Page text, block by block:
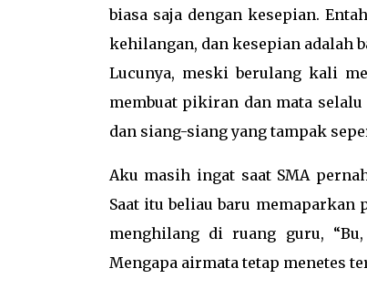
biasa saja dengan kesepian.
kehilangan, dan kesepian adalah
Lucunya, meski berulang kali
membuat pikiran dan mata
dan siang-siang yang tampak
Aku masih ingat saat SMA
Saat itu beliau baru
menghilang di ruang guru,
Mengapa airmata tetap menetes